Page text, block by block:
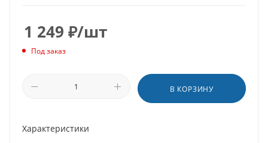
1 249 ₽/шт
Под заказ
В КОРЗИНУ
Характеристики